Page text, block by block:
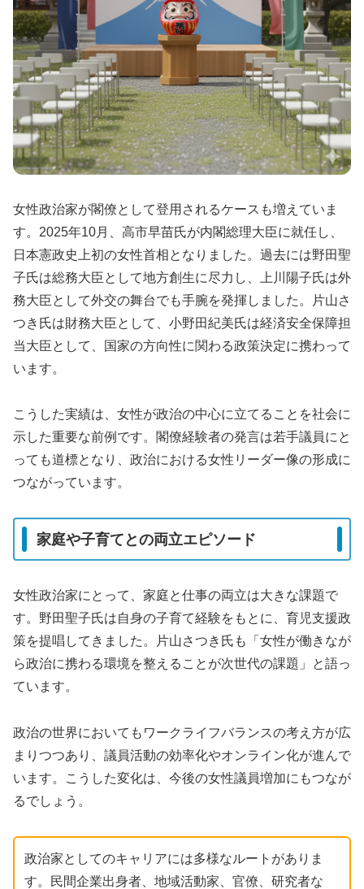
女性政治家が閣僚として登用されるケースも増えていま
す。2025年10月、高市早苗氏が内閣総理大臣に就任し、
日本憲政史上初の女性首相となりました。過去には野田聖
子氏は総務大臣として地方創生に尽力し、上川陽子氏は外
務大臣として外交の舞台でも手腕を発揮しました。片山さ
つき氏は財務大臣として、小野田紀美氏は経済安全保障担
当大臣として、国家の方向性に関わる政策決定に携わって
います。
こうした実績は、女性が政治の中心に立てることを社会に
示した重要な前例です。閣僚経験者の発言は若手議員にと
っても道標となり、政治における女性リーダー像の形成に
つながっています。
家庭や子育てとの両立エピソード
女性政治家にとって、家庭と仕事の両立は大きな課題で
す。野田聖子氏は自身の子育て経験をもとに、育児支援政
策を提唱してきました。片山さつき氏も「女性が働きなが
ら政治に携わる環境を整えることが次世代の課題」と語っ
ています。
政治の世界においてもワークライフバランスの考え方が広
まりつつあり、議員活動の効率化やオンライン化が進んで
います。こうした変化は、今後の女性議員増加にもつなが
るでしょう。
政治家としてのキャリアには多様なルートがありま
す。民間企業出身者、地域活動家、官僚、研究者な